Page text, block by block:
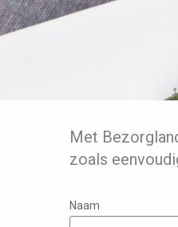
Met
zoals
Naam